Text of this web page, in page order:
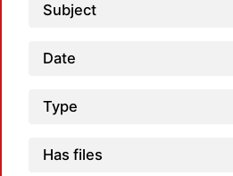
Subject
Date
Type
Has files